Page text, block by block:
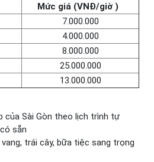
Mức giá (VNĐ/giờ )
7.000.000
4.000.000
8.000.000
25.000.000
13.000.000
của Sài Gòn theo lịch trình tự
sẵn
trái cây, bữa tiệc sang trọng